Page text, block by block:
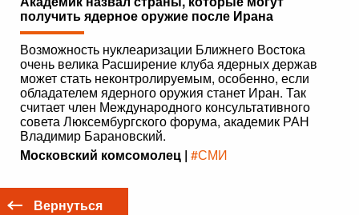
получить ядерное оружие после Ирана
Возможность нуклеаризации Ближнего Востока
очень велика Расширение клуба ядерных держав
может стать неконтролируемым, особенно, если
обладателем ядерного оружия станет Иран. Так
считает член Международного консультативного
совета Люксембургского форума, академик РАН
Владимир Барановский.
Московский комсомолец | #СМИ
Вернуться